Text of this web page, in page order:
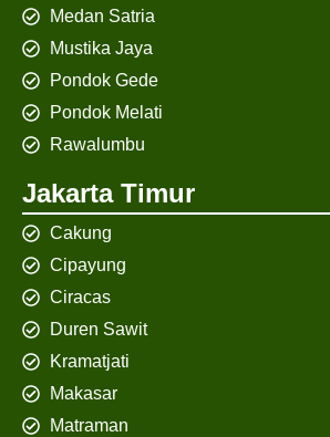
Medan Satria
Mustika Jaya
Pondok Gede
Pondok Melati
Rawalumbu
Jakarta Timur
Cakung
Cipayung
Ciracas
Duren Sawit
Kramatjati
Makasar
Matraman